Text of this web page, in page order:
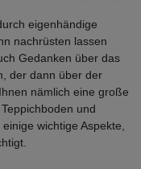
eigenhändige
nachrüsten lassen
Gedanken über das
der dann über der
nämlich eine große
und
wichtige Aspekte,